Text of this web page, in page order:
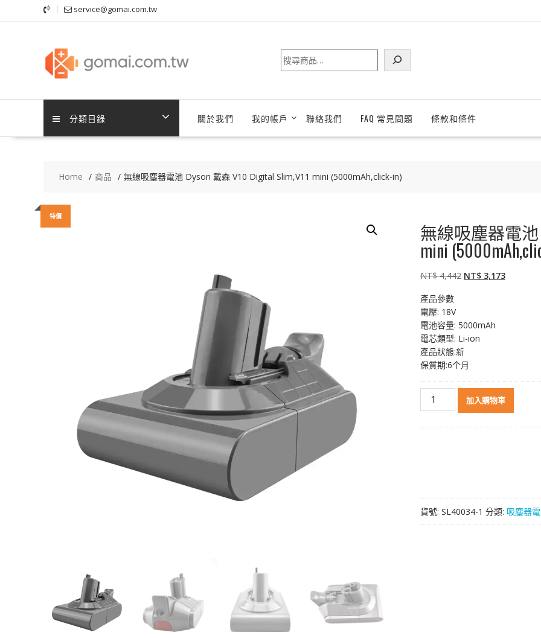
service@gomai.com.tw
搜
尋
分類目錄 關於我們 我的帳戶 聯絡我們 FAQ 常見問題 條款和條件
Home 商品 無線吸塵器電池 Dyson 戴森 V10 Digital Slim,V11 mini (5000mAh,click-in)
特價
無線吸塵器電池
mini
NT$4,442 原
NT$ 4,442。
NT$ 3,173目
產品參數
電壓: 18V
電池容量: 5000mAh
電芯類型: Li-ion
產品狀態:新
保質期:6个月
戴
森
V10
加入購物車
貨號: SL40034-1 分類: 吸塵器